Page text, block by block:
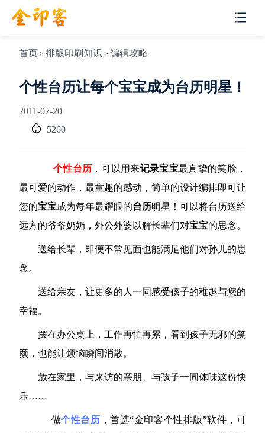
首页 > 排版印刷知识 > 编辑攻略
个性台历让每个宝宝成为台历明星！
2011-07-20
5260
个性台历 ，可以用来记录宝宝最真挚的笑脸，
最可爱的动作，最童趣的感动，简单的设计编排即可让
您的宝宝成为每年最耀眼的台历明星！可以将台历送给
远方的爷爷奶奶，外公外婆以解长辈们对宝宝的思念。
送给长辈，即便不常见面也能满足他们对孙儿的思
念。
送给亲友，让更多的人一同感受孩子的稚趣与您的
幸福。
摆在办公桌上，工作再忙再累，看到孩子无邪的笑
颜，也能让烦恼瞬间消散。
放在家里，与来访的亲朋、与孩子一同体味这份快
乐……
做个性台历 ，首选“金印客个性排版”软件，可